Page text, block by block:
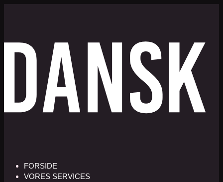
FORSIDE
VORES SERVICES